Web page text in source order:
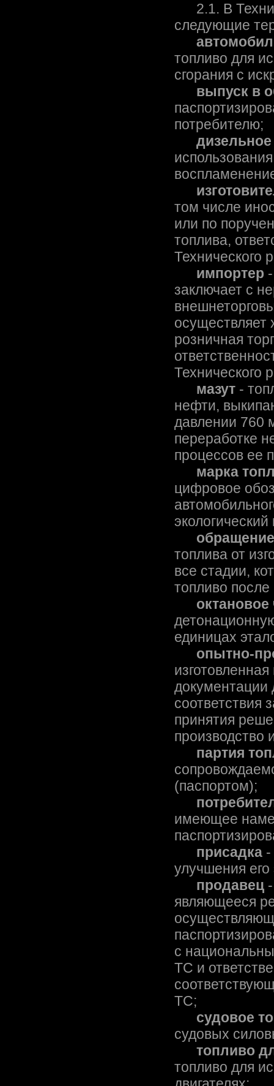
2.1. В
следующие
топливо для
сгорания с
выпуск в
потребителю;
том числе
или по
топлива,
Технического
импортер
заключает с
осуществляет
розничная
Технического
мазут -
нефти,
давлении 760
переработке
процессов ее
марка
цифровое
топлива от
все стадии,
топливо
октановое
единицах
опытно-
документации
соответствия
принятия
производство
партия
(паспортом);
имеющее
присадка -
улучшения
продавец
являющееся
с
ТС и
ТС;
судовое
судовых
топливо
топливо для